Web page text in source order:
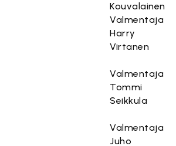
Kouvalainen
Valmentaja
Harry
Virtanen
Valmentaja
Tommi
Seikkula
Valmentaja
Juho